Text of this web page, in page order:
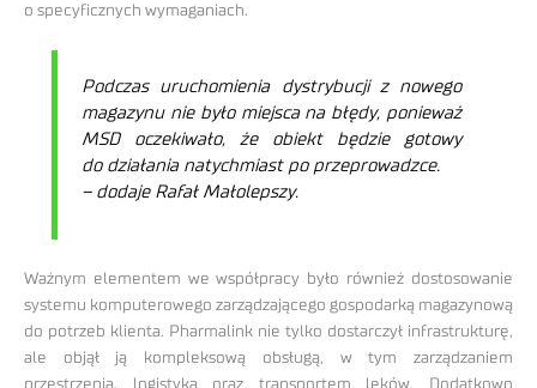
o specyficznych wymaganiach.
Podczas uruchomienia dystrybucji z nowego
magazynu nie było miejsca na błędy, ponieważ
MSDoczekiwało, że obiekt będzie gotowy
do działania natychmiast po przeprowadzce.
– dodaje Rafał Małolepszy.
Ważnym elementem we współpracy było również dostosowanie
systemu komputerowego zarządzającego gospodarką magazynową
do potrzeb klienta. Pharmalink nie tylko dostarczył infrastrukturę,
ale objął ją kompleksową obsługą, w tym zarządzaniem